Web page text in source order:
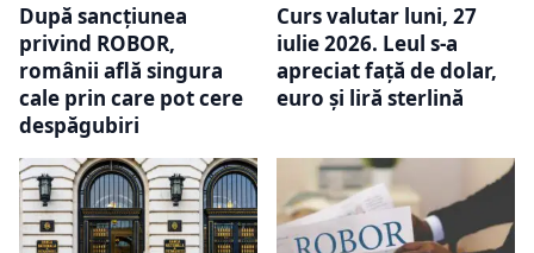
După sancțiunea
privind ROBOR,
românii află singura
cale prin care pot cere
despăgubiri
Curs valutar luni, 27
iulie 2026. Leul s-a
apreciat față de dolar,
euro și liră sterlină